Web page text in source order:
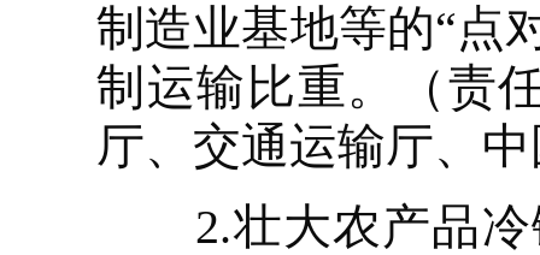
制造业基地等的“点
制运输比重。（责
厅、交通运输厅、
2.壮大农产品冷